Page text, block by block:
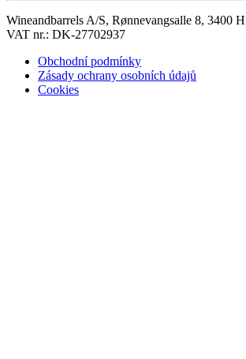
Wineandbarrels A/S, Rønnevangsalle 8, 3400
VAT nr.: DK-27702937
Obchodní podmínky
Zásady ochrany osobních údajů
Cookies